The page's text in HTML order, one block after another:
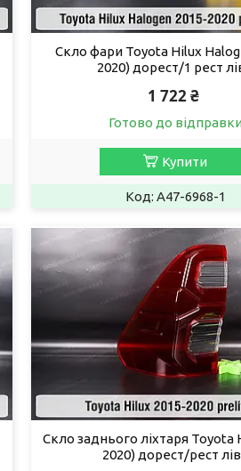
Скло фари Toyota Hilux
2020) дорест/1 рест
1 722 ₴
Готово до
Купити
A47-6968-1
Скло заднього ліхтаря Toyota
2020) дорест/рест